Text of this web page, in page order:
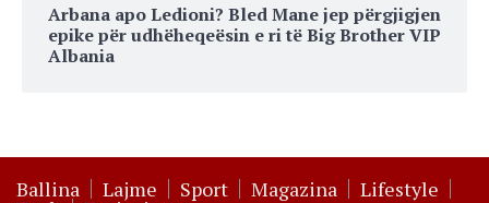
Arbana apo Ledioni? Bled Mane jep përgjigjen
epike për udhëheqeësin e ri të Big Brother VIP
Albania
Ballina Lajme Sport Magazina Lifestyle